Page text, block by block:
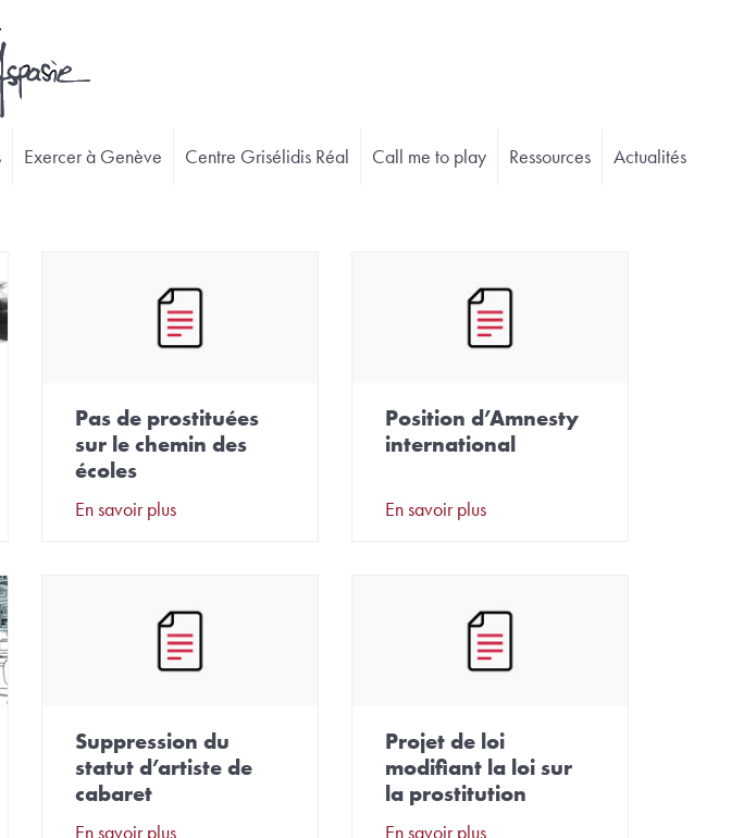
Exercer à Genève Centre Grisélidis Réal Call me to play Ressources Actualités
Pas de prostituées
sur le chemin des
écoles
En savoir plus
Position d’Amnesty
international
En savoir plus
Suppression du
statut d’artiste de
cabaret
En savoir plus
Projet de loi
modifiant la loi sur
la prostitution
En savoir plus